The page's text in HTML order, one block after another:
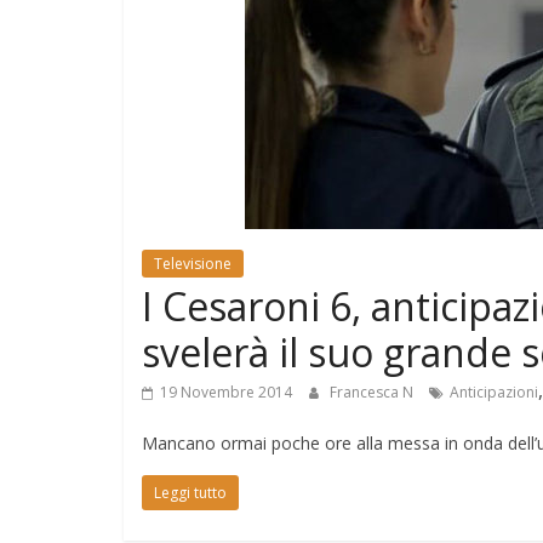
Televisione
I Cesaroni 6,
svelerà il suo grande
19 Novembre 2014 Francesca N Anticipazioni,
Mancano ormai poche ore alla messa in onda
Leggi tutto